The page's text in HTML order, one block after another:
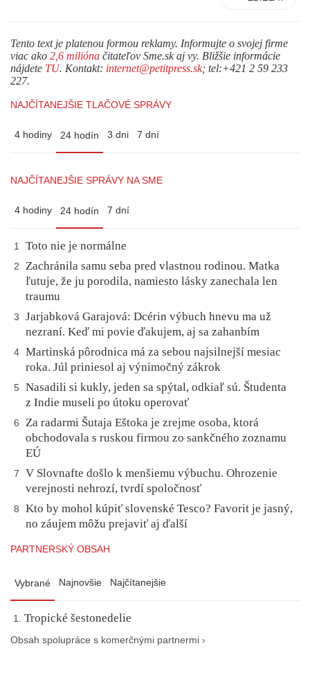
Tento text je platenou formou reklamy. Informujte o svojej firme
viac ako 2,6 milióna čitateľov Sme.sk aj vy. Bližšie informácie
nájdete TU. Kontakt: internet@petitpress.sk; tel:+421 2 59 233
227.
NAJČÍTANEJŠIE TLAČOVÉ SPRÁVY
4 hodiny 24 hodín 3 dni 7 dní
NAJČÍTANEJŠIE SPRÁVY NA SME
4 hodiny 24 hodín 7 dní
1 Toto nie je normálne
2
Zachránila samu seba pred vlastnou rodinou. Matka
ľutuje, že ju porodila, namiesto lásky zanechala len
traumu
3
Jarjabková Garajová: Dcérin výbuch hnevu ma už
nezraní. Keď mi povie ďakujem, aj sa zahanbím
4 Martinská pôrodnica má za sebou najsilnejší mesiac
roka. Júl priniesol aj výnimočný zákrok
5
Nasadili si kukly, jeden sa spýtal, odkiaľ sú. Študenta
z Indie museli po útoku operovať
6
Za radarmi Šutaja Eštoka je zrejme osoba, ktorá
obchodovala s ruskou firmou zo sankčného zoznamu
EÚ
7
V Slovnafte došlo k menšiemu výbuchu. Ohrozenie
verejnosti nehrozí, tvrdí spoločnosť
8
Kto by mohol kúpiť slovenské Tesco? Favorit je jasný,
no záujem môžu prejaviť aj ďalší
PARTNERSKÝ OBSAH
Vybrané Najnovšie Najčítanejšie
Tropické šestonedelie
Obsah spolupráce s komerčnými partnermi ›